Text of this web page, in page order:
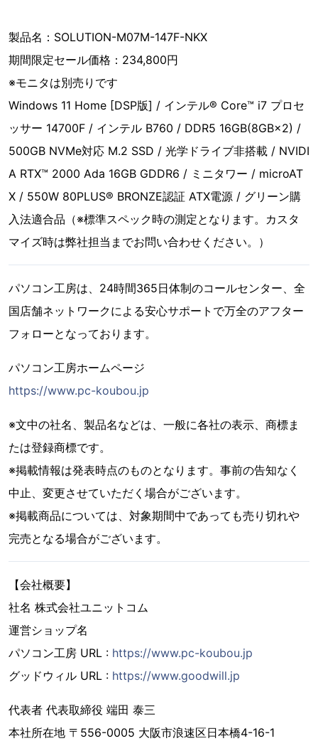
製品名：SOLUTION-M07M-147F-NKX
期間限定セール価格：234,800円
※モニタは別売りです
Windows 11 Home [DSP版] / インテル® Core™ i7 プロセ
ッサー 14700F / インテル B760 / DDR5 16GB(8GB×2) /
500GB NVMe対応 M.2 SSD / 光学ドライブ非搭載 / NVIDI
A RTX™ 2000 Ada 16GB GDDR6 / ミニタワー / microAT
X / 550W 80PLUS® BRONZE認証 ATX電源 / グリーン購
入法適合品（※標準スペック時の測定となります。カスタ
マイズ時は弊社担当までお問い合わせください。）
パソコン工房は、24時間365日体制のコールセンター、全
国店舗ネットワークによる安心サポートで万全のアフター
フォローとなっております。
パソコン工房ホームページ
https://www.pc-koubou.jp
※文中の社名、製品名などは、一般に各社の表示、商標ま
たは登録商標です。
※掲載情報は発表時点のものとなります。事前の告知なく
中止、変更させていただく場合がございます。
※掲載商品については、対象期間中であっても売り切れや
完売となる場合がございます。
【会社概要】
社名 株式会社ユニットコム
運営ショップ名
パソコン工房 URL : https://www.pc-koubou.jp
グッドウィル URL : https://www.goodwill.jp
代表者 代表取締役 端田 泰三
本社所在地 〒556-0005 大阪市浪速区日本橋4-16-1